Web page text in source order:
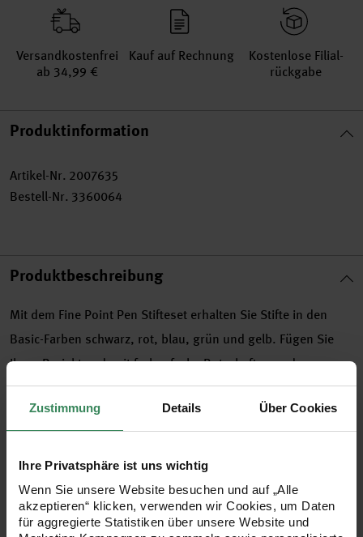
Zustimmung Details Über Cookies
Ihre Privatsphäre ist uns wichtig
Wenn Sie unsere Website besuchen und auf „Alle
akzeptieren“ klicken, verwenden wir Cookies, um Daten
für aggregierte Statistiken über unsere Website und
Versand­kosten­frei
ab 34,99 €
Kauf auf Rechnung
Kosten­lose Filial­
rückgabe
Produktinformation
Artikel-Nr. 2007635
Bestell-Nr. 3360064
Produktbeschreibung
Mit dem Fine Point Pen Stifteset erhalten Sie Stifte in den
Basic-Farben schwarz, rot, blau, grün und gelb. Fügen Sie
Ihren Projekten damit farbenfrohe Botschaften und
dekorative Zeichnungen hinzu. Dem Schreiben und Verzieren
von Grußkarten, Bannern und Fotoerinnerungen steht nichts
mehr im Weg.
5 Stifte mit in Basic-Farben zur Verwendung mit dem
Cricut Maker Schneideplotter
Strichbreite: 0,4 mm